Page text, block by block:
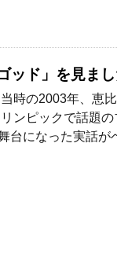
ッド」を見ま
時の2003年、恵
ンピックで話題
台になった実話が